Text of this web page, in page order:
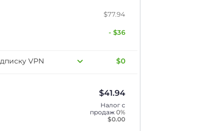
$77.94
- $36
VPN $0
$41.94
Налог с
продаж 0%
$0.00